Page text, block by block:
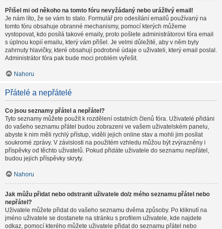
Přišel mi od někoho na tomto fóru nevyžádaný nebo urážlivý email!
Je nám líto, že se vám to stalo. Formulář pro odesílání emailů používaný na
tomto fóru obsahuje obranné mechanismy, pomocí kterých můžeme
vystopovat, kdo posílá takové emaily, proto pošlete administrátorovi fóra email
s úplnou kopií emailu, který vám přišel. Je velmi důležité, aby v něm byly
zahrnuty hlavičky, které obsahují podrobné údaje o uživateli, který email poslal.
Administrátor fóra pak bude moci problém vyřešit.
Nahoru
Přátelé a nepřátelé
Co jsou seznamy přátel a nepřátel?
Tyto seznamy můžete použít k rozdělení ostatních členů fóra. Uživatelé přidáni
do vašeho seznamu přátel budou zobrazeni ve vašem uživatelském panelu,
abyste k nim měli rychlý přístup, viděli jejich online stav a mohli jim posílat
soukromé zprávy. V závislosti na použitém vzhledu můžou být zvýrazněny i
příspěvky od těchto uživatelů. Pokud přidáte uživatele do seznamu nepřátel,
budou jejich příspěvky skryty.
Nahoru
Jak můžu přidat nebo odstranit uživatele do/z mého seznamu přátel nebo
nepřátel?
Uživatele můžete přidat do vašeho seznamu dvěma způsoby. Po kliknutí na
jméno uživatele se dostanete na stránku s profilem uživatele, kde najdete
odkaz, pomocí kterého můžete uživatele přidat do seznamu přátel nebo